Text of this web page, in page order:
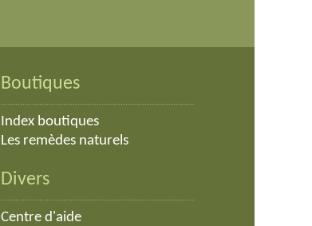
Boutiques
.................................................................................
Indexboutiques
Les remèdes naturels
Divers
.................................................................................
Centre d'aide